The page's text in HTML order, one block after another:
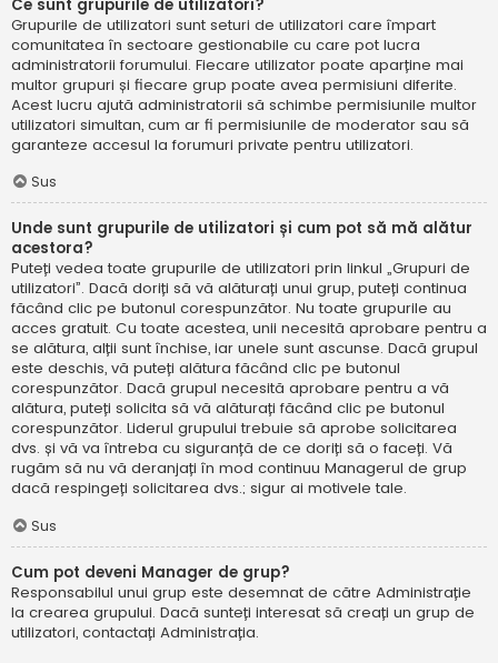
Ce sunt grupurile de utilizatori?
Grupurile de utilizatori sunt seturi de utilizatori care împart
comunitatea în sectoare gestionabile cu care pot lucra
administratorii forumului. Fiecare utilizator poate aparține mai
multor grupuri și fiecare grup poate avea permisiuni diferite.
Acest lucru ajută administratorii să schimbe permisiunile multor
utilizatori simultan, cum ar fi permisiunile de moderator sau să
garanteze accesul la forumuri private pentru utilizatori.
Sus
Unde sunt grupurile de utilizatori și cum pot să mă alătur
acestora?
Puteți vedea toate grupurile de utilizatori prin linkul „Grupuri de
utilizatori”. Dacă doriți să vă alăturați unui grup, puteți continua
făcând clic pe butonul corespunzător. Nu toate grupurile au
acces gratuit. Cu toate acestea, unii necesită aprobare pentru a
se alătura, alții sunt închise, iar unele sunt ascunse. Dacă grupul
este deschis, vă puteți alătura făcând clic pe butonul
corespunzător. Dacă grupul necesită aprobare pentru a vă
alătura, puteți solicita să vă alăturați făcând clic pe butonul
corespunzător. Liderul grupului trebuie să aprobe solicitarea
dvs. și vă va întreba cu siguranță de ce doriți să o faceți. Vă
rugăm să nu vă deranjați în mod continuu Managerul de grup
dacă respingeți solicitarea dvs.; sigur ai motivele tale.
Sus
Cum pot deveni Manager de grup?
Responsabilul unui grup este desemnat de către Administrație
la crearea grupului. Dacă sunteți interesat să creați un grup de
utilizatori, contactați Administrația.